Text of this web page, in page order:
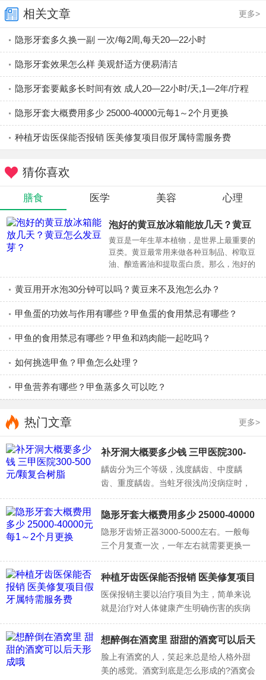
治疗效果。
水光注射的5大禁忌
水光可以在家里打？
当然不能!!!
注射水光属于医学范畴，要去正规医院!否则后果不堪设
想。。。
水光成分越多，效果越好？
不一定!
每个人的皮肤情况不同，问题也不同。只有根据自己的
皮肤搭配适合的针剂才能发挥出好的效果。
水光打一次就可以了？
每个人的肌肤状况不一样，有油性的、干性的、混合
的、敏感性的…它的注射次数也是因人而异并不是固定不变
哒。
打完水光后即刻见效？
立竿见影的是激素!
注射水光不是粉底液、BB霜，并不能让你即刻就看见无
暇的美肌。它从肌肤深层补水，大约一周后会效果明显。
停止打水光后，皮肤会变差？
不会!
水光不是激素，不会产生依赖性。注射水光是增强补
水、加强营养的过程，别花冤枉钱了!抛掉乱七八糟护肤品!你
相关文章 更多>
隐形牙套多久换一副 一次/每2周,每天20—22小时
隐形牙套效果怎么样 美观舒适方便易清洁
隐形牙套要戴多长时间有效 成人20—22小时/天,1—2年/疗程
隐形牙套大概费用多少 25000-40000元每1～2个月更换
种植牙齿医保能否报销 医美修复项目假牙属特需服务费
猜你喜欢
膳食 医学 美容 心理
泡好的黄豆放冰箱能放几天？黄豆
怎么发豆芽？
黄豆是一年生草本植物，是世界上最重要的
豆类。黄豆最常用来做各种豆制品、榨取豆
油、酿造酱油和提取蛋白质。那么，泡好的
黄豆放冰箱能放几天？下面，和健康新时报
一起来了解一下吧
黄豆用开水泡30分钟可以吗？黄豆来不及泡怎么办？
甲鱼蛋的功效与作用有哪些？甲鱼蛋的食用禁忌有哪些？
甲鱼的食用禁忌有哪些？甲鱼和鸡肉能一起吃吗？
如何挑选甲鱼？甲鱼怎么处理？
甲鱼营养有哪些？甲鱼蒸多久可以吃？
热门文章 更多>
补牙洞大概要多少钱 三甲医院300-
500元/颗复合树脂
龋齿分为三个等级，浅度龋齿、中度龋
齿、重度龋齿。当蛀牙很浅尚没病症时，
补牙医治非常简单，仅将蛀洞充填即可。
如果是初期的补牙，价格很便宜，但严重
隐形牙套大概费用多少 25000-40000
元每1～2个月更换
隐形牙齿矫正器3000-5000左右。一般每
三个月复查一次，一年左右就需要更换一
次，平时尽量不要吃过冷的食物。请到当
地正规的三甲医院检查，明确病因后大夫
好，收费也会比较公正合理的。
种植牙齿医保能否报销 医美修复项目
假牙属特需服务费
医保报销主要以治疗项目为主，简单来说
就是治疗对人体健康产生明确伤害的疾病
而产生的费用，医保才会予以报销。而种
植牙齿属于修复整形项目，与做假牙一
想醉倒在酒窝里 甜甜的酒窝可以后天
形成哦
脸上有酒窝的人，笑起来总是给人格外甜
美的感觉。酒窝到底是怎么形成的?酒窝会